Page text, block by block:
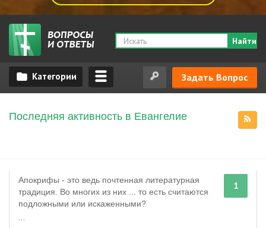
Найти
Задать Вопрос
Последняя активность в Евангелие
1
Апокрифы - это ведь почтенная литературная
традиция. Во многих из них ... то есть считаются
подложными или искаженными?
...